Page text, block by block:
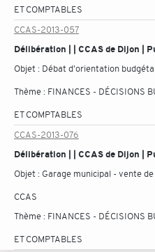
ET COMPTABLES
CCAS-2013-057
Délibération | | CCAS de Dijon |
Objet : Débat d'orientation
Thème : FINANCES - DÉCISIONS
ET COMPTABLES
CCAS-2013-076
Délibération | | CCAS de Dijon |
Objet : Garage municipal - vente
CCAS
Thème : FINANCES - DÉCISIONS
ET COMPTABLES